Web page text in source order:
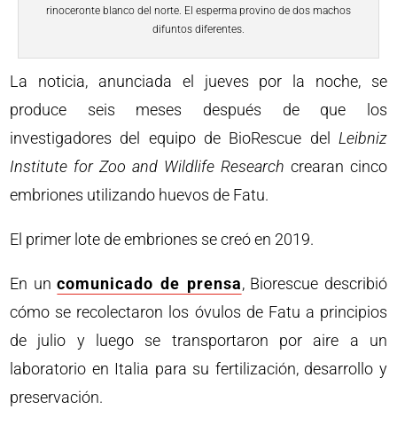
rinoceronte blanco del norte. El esperma provino de dos machos
difuntos diferentes.
La noticia, anunciada el jueves por la noche, se
produce seis meses después de que los
investigadores del equipo de BioRescue del Leibniz
Institute for Zoo and Wildlife Research crearan cinco
embriones utilizando huevos de Fatu.
El primer lote de embriones se creó en 2019.
En uncomunicado de prensa, Biorescue describió
cómo se recolectaron los óvulos de Fatu a principios
de julio y luego se transportaron por aire a un
laboratorio en Italia para su fertilización, desarrollo y
preservación.